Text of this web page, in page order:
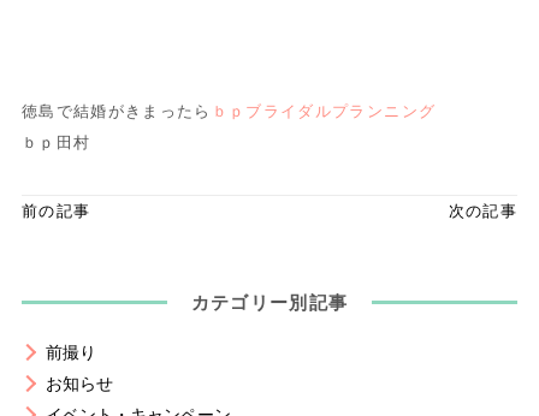
徳島で結婚がきまったら ｂｐブライダルプランニング
ｂｐ田村
前の記事 次の記事
カテゴリー別記事
前撮り
お知らせ